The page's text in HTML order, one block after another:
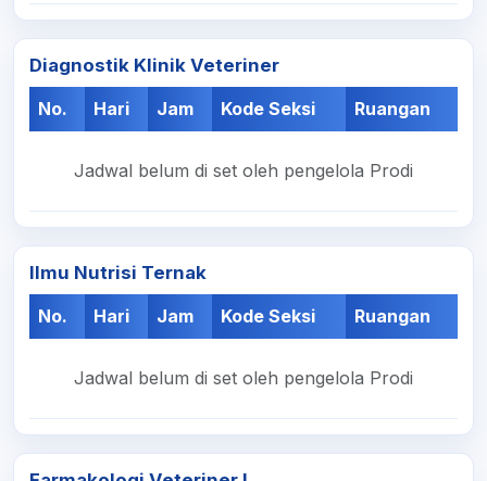
Diagnostik Klinik Veteriner
No.
Hari Jam Kode Seksi Ruangan
Jadwal belum di set oleh pengelola Prodi
Ilmu Nutrisi Ternak
No.
Hari Jam Kode Seksi Ruangan
Jadwal belum di set oleh pengelola Prodi